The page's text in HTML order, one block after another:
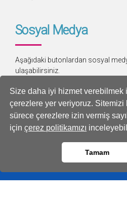
Size daha iyi hizmet verebilmek
çerezlere yer veriyoruz. Sitemizi
sürece çerezlere izin vermiş
içinçerez politikamızı
Tamam
Sosyal Medya
Aşağıdaki butonlardan sosyal
ulaşabilirsiniz.